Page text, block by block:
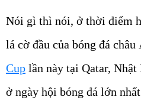
Nói gì thì nói, ở thời điểm
lá cờ đầu của bóng đá
Cup lần này tại Qatar,
ở ngày hội bóng đá lớn